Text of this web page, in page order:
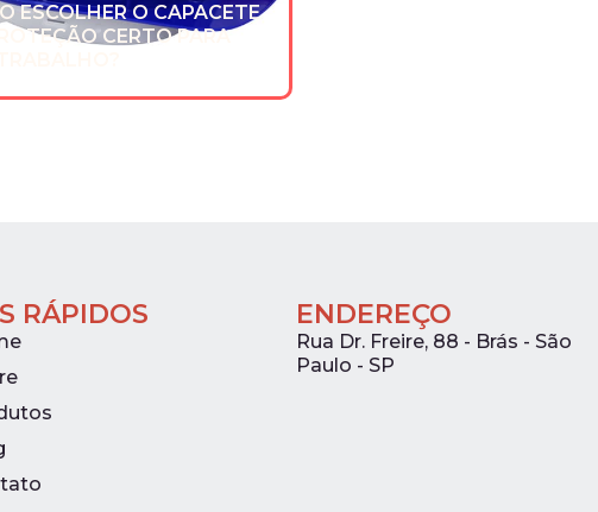
ESCOLHER O CAPACETE
CERTO PARA
RÁPIDOS ENDEREÇO
Rua Dr. Freire, 88 - Brás - São
Paulo - SP